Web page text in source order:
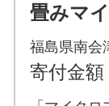
畳みマ
からし)
福島県南会
寄付金額